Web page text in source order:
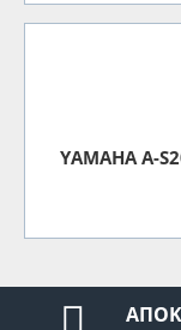
ΥΑΜΑΗΑ A-